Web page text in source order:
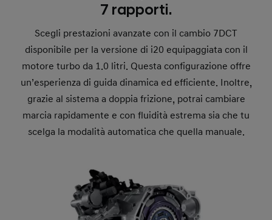
7 rapporti.
Scegli prestazioni avanzate con il cambio 7DCT
disponibile per la versione di i20 equipaggiata con il
motore turbo da 1.0 litri. Questa configurazione offre
un’esperienza di guida dinamica ed efficiente. Inoltre,
grazie al sistema a doppia frizione, potrai cambiare
marcia rapidamente e con fluidità estrema sia che tu
scelga la modalità automatica che quella manuale.